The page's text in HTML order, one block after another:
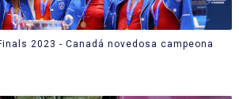
2023 - Canadá novedosa campeona